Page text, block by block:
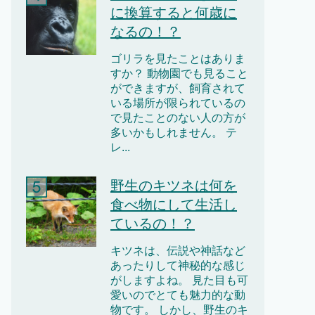
に換算すると何歳に
なるの！？
ゴリラを見たことはありま
すか？ 動物園でも見ること
ができますが、飼育されて
いる場所が限られているの
で見たことのない人の方が
多いかもしれません。 テ
レ...
野生のキツネは何を
食べ物にして生活し
ているの！？
キツネは、伝説や神話など
あったりして神秘的な感じ
がしますよね。 見た目も可
愛いのでとても魅力的な動
物です。 しかし、野生のキ